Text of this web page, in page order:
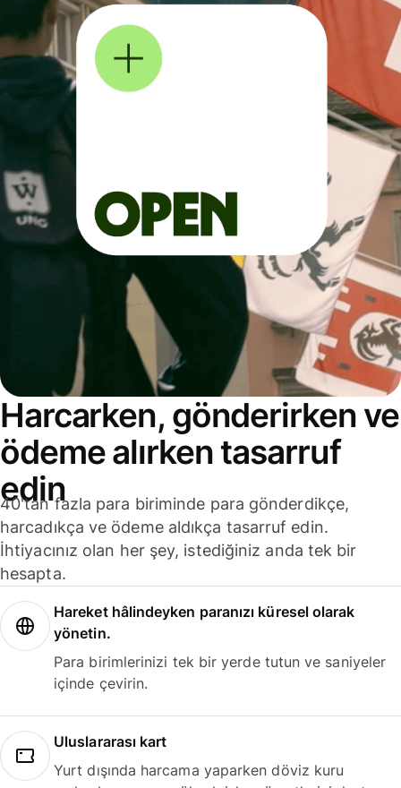
Harcarken, gönderirken ve
ödeme alırken tasarruf
edin
40'tan fazla para biriminde para gönderdikçe,
harcadıkça ve ödeme aldıkça tasarruf edin.
İhtiyacınız olan her şey, istediğiniz anda tek bir
hesapta.
Hareket hâlindeyken paranızı küresel olarak
yönetin.
Para birimlerinizi tek bir yerde tutun ve saniyeler
içinde çevirin.
Uluslararası kart
Yurt dışında harcama yaparken döviz kuru